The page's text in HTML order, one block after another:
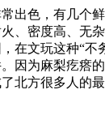
出色，有几个
、密度高、无
在文玩这种“不
因为麻梨疙瘩
北方很多人的最